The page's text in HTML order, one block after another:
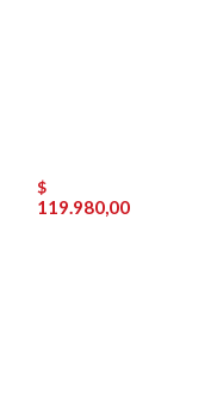
$
119.980,00